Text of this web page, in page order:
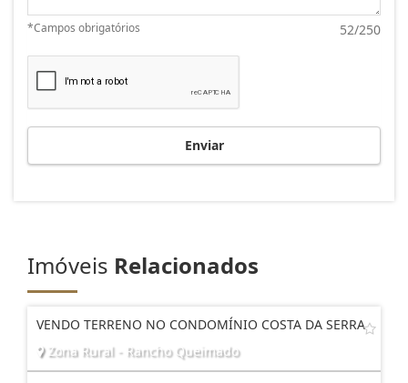
52/250
*Campos obrigatórios
Enviar
Imóveis Relacionados
VENDO TERRENO NO CONDOMÍNIO COSTA DA SERRA
Zona Rural - Rancho Queimado